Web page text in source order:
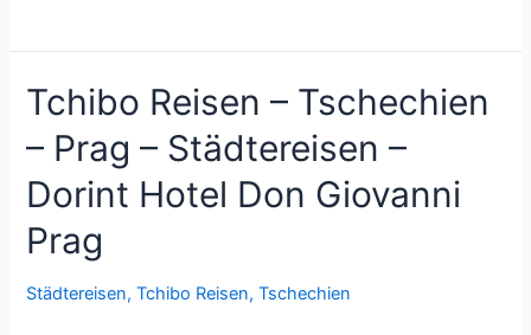
Tchibo Reisen – Tschechien
– Prag – Städtereisen –
Dorint Hotel Don Giovanni
Prag
Städtereisen,Tchibo Reisen,Tschechien